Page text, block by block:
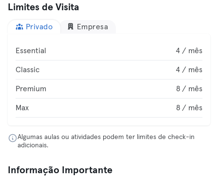
Limites de Visita
Privado Empresa
Essential 4 / mês
Classic 4 / mês
Premium 8 / mês
Max 8 / mês
Algumas aulas ou atividades podem ter limites de check-in
adicionais.
Informação Importante